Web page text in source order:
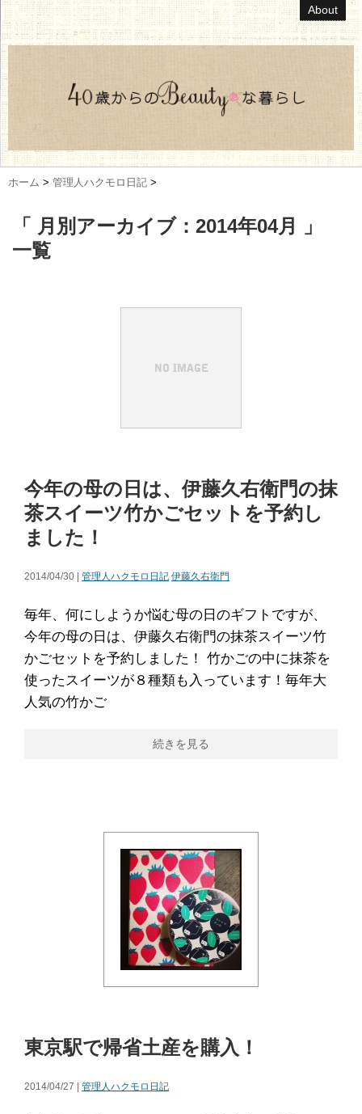
About
ホーム > 管理人ハクモロ日記 >
「 月別アーカイブ：2014年04月 」
一覧
今年の母の日は、伊藤久右衛門の抹
茶スイーツ竹かごセットを予約し
ました！
2014/04/30 | 管理人ハクモロ日記 伊藤久右衛門
毎年、何にしようか悩む母の日のギフトですが、
今年の母の日は、伊藤久右衛門の抹茶スイーツ竹
かごセットを予約しました！ 竹かごの中に抹茶を
使ったスイーツが８種類も入っています！毎年大
人気の竹かご
続きを見る
東京駅で帰省土産を購入！
2014/04/27 | 管理人ハクモロ日記